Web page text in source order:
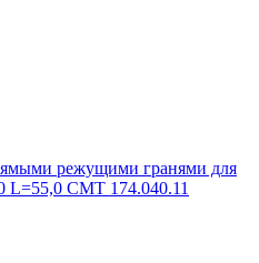
режущими гранями для
L=55,0 CMT 174.040.11